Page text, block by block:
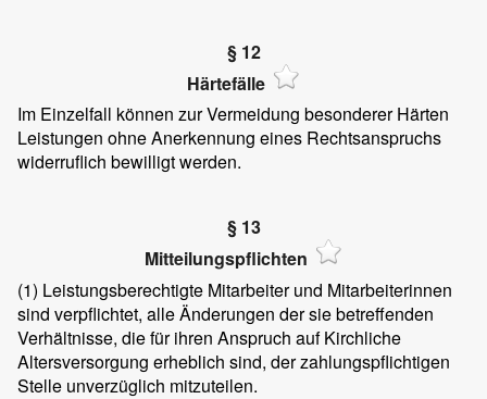
§ 12
Härtefälle
Im Einzelfall können zur Vermeidung besonderer Härten
Leistungen ohne Anerkennung eines Rechtsanspruchs
widerruflich bewilligt werden.
§ 13
Mitteilungspflichten
(1) Leistungsberechtigte Mitarbeiter und Mitarbeiterinnen
sind verpflichtet, alle Änderungen der sie betreffenden
Verhältnisse, die für ihren Anspruch auf Kirchliche
Altersversorgung erheblich sind, der zahlungspflichtigen
Stelle unverzüglich mitzuteilen.